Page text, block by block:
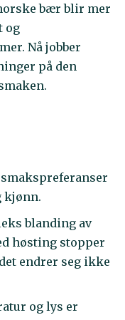
bær blir mer
og
Nå jobber
på den
kjønn.
blanding av
høsting stopper
endrer seg ikke
og lys er